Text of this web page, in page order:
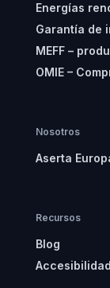
Energías
Garantía de
MEFF –
OMIE –
Nosotros
Aserta
Recursos
Blog
Accesibilidad